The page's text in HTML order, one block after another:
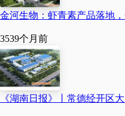
金河生物：虾青素产品落地
3539个月前
《湖南日报》丨常德经开区